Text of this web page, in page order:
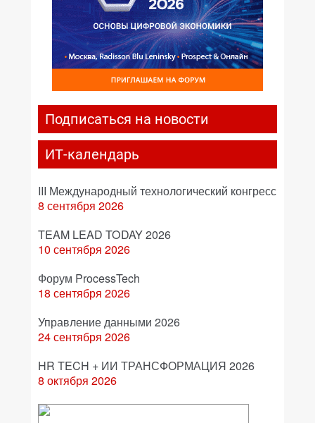
Подписаться на новости
ИТ-календарь
III Международный технологический конгресс
8 сентября 2026
TEAM LEAD TODAY 2026
10 сентября 2026
Форум ProcessTech
18 сентября 2026
Управление данными 2026
24 сентября 2026
HR TECH + ИИ ТРАНСФОРМАЦИЯ 2026
8 октября 2026